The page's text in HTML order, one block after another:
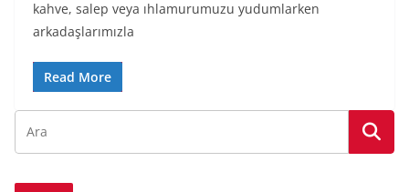
kahve, salep veya ıhlamurumuzu yudumlarken
arkadaşlarımızla
Read More